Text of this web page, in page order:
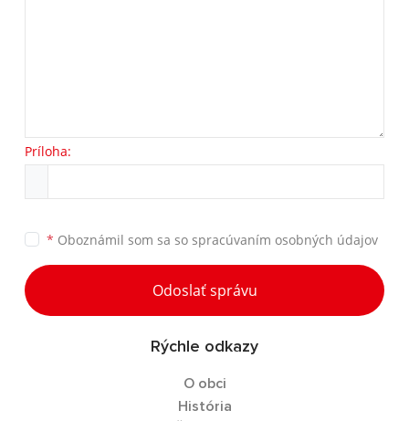
Príloha:
* Oboznámil som sa so spracúvaním osobných údajov
Odoslať správu
Rýchle odkazy
O obci
História